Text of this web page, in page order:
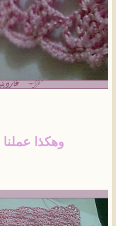
وهكذا عملنا 20 سطر..